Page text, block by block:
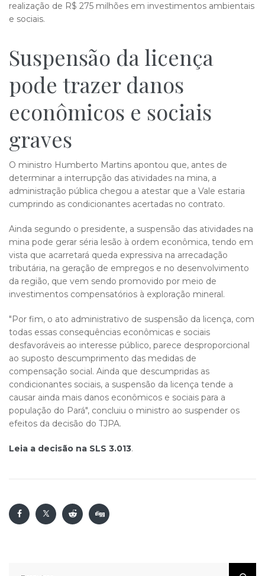
realização de R$ 275 milhões em investimentos ambientais
e sociais.
Suspensão da licença
pode trazer danos
econômicos e sociais
graves
O ministro Humberto Martins apontou que, antes de
determinar a interrupção das atividades na mina, a
administração pública chegou a atestar que a Vale estaria
cumprindo as condicionantes acertadas no contrato.
Ainda segundo o presidente, a suspensão das atividades na
mina pode gerar séria lesão à ordem econômica, tendo em
vista que acarretará queda expressiva na arrecadação
tributária, na geração de empregos e no desenvolvimento
da região, que vem sendo promovido por meio de
investimentos compensatórios à exploração mineral.
"Por fim, o ato administrativo de suspensão da licença, com
todas essas consequências econômicas e sociais
desfavoráveis ao interesse público, parece desproporcional
ao suposto descumprimento das medidas de
compensação social. Ainda que descumpridas as
condicionantes sociais, a suspensão da licença tende a
causar ainda mais danos econômicos e sociais para a
população do Pará", concluiu o ministro ao suspender os
efeitos da decisão do TJPA.
Leia a decisão na SLS 3.013.